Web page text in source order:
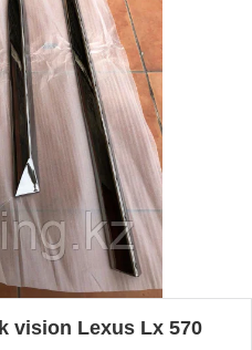
vision Lexus Lx 570